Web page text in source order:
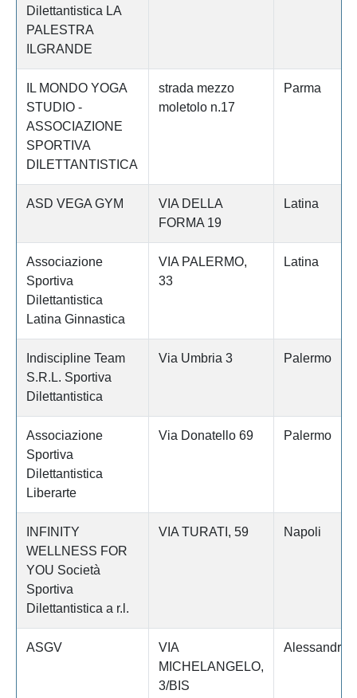
Dilettantistica LA
PALESTRA
ILGRANDE
IL MONDO YOGA
STUDIO -
ASSOCIAZIONE
SPORTIVA
DILETTANTISTICA
strada mezzo
moletolo n.17
Parma
ASD VEGA GYM
VIA DELLA
FORMA 19
Latina
Associazione
Sportiva
Dilettantistica
Latina Ginnastica
VIA PALERMO,
33
Latina
Indiscipline Team
S.R.L. Sportiva
Dilettantistica
Via Umbria 3 Palermo
Associazione
Sportiva
Dilettantistica
Liberarte
Via Donatello 69 Palermo
INFINITY
WELLNESS FOR
YOU Società
Sportiva
Dilettantistica a r.l.
VIA TURATI, 59 Napoli
ASGV
VIA
MICHELANGELO,
3/BIS
Alessandria